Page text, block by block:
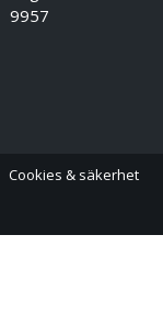
9957
Cookies & säkerhet